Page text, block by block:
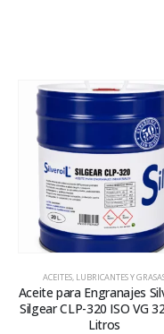
ACEITES, LUBRICANTES Y
Aceite para Engranajes
Silgear CLP-320 ISO VG
Litros